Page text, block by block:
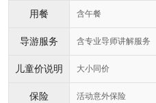
用餐 含午餐
导游服务 含专业导师讲解服务
儿童价说明 大小同价
保险 活动意外保险